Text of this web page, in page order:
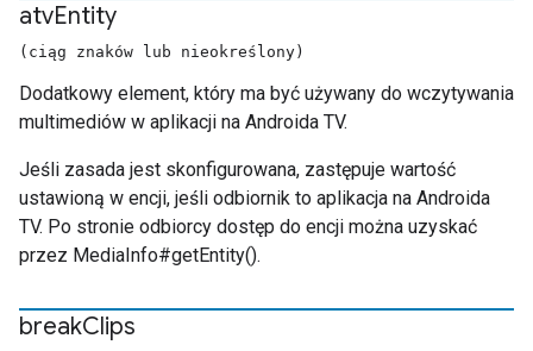
atvEntity
(ciąg znaków lub nieokreślony)
Dodatkowy element, który ma być używany do wczytywania
multimediów w aplikacji na Androida TV.
Jeśli zasada jest skonfigurowana, zastępuje wartość
ustawioną w encji, jeśli odbiornik to aplikacja na Androida
TV. Po stronie odbiorcy dostęp do encji można uzyskać
przez MediaInfo#getEntity().
breakClips